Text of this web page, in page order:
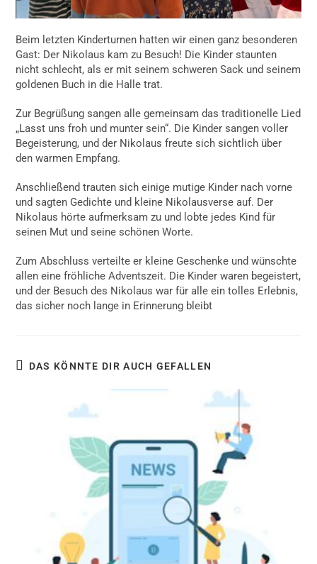
Beim letzten Kinderturnen hatten wir einen ganz besonderen
Gast: Der Nikolaus kam zu Besuch! Die Kinder staunten
nicht schlecht, als er mit seinem schweren Sack und seinem
goldenen Buch in die Halle trat.
Zur Begrüßung sangen alle gemeinsam das traditionelle Lied
„Lasst uns froh und munter sein“. Die Kinder sangen voller
Begeisterung, und der Nikolaus freute sich sichtlich über
den warmen Empfang.
Anschließend trauten sich einige mutige Kinder nach vorne
und sagten Gedichte und kleine Nikolausverse auf. Der
Nikolaus hörte aufmerksam zu und lobte jedes Kind für
seinen Mut und seine schönen Worte.
Zum Abschluss verteilte er kleine Geschenke und wünschte
allen eine fröhliche Adventszeit. Die Kinder waren begeistert,
und der Besuch des Nikolaus war für alle ein tolles Erlebnis,
das sicher noch lange in Erinnerung bleibt
DAS KÖNNTE DIR AUCH GEFALLEN